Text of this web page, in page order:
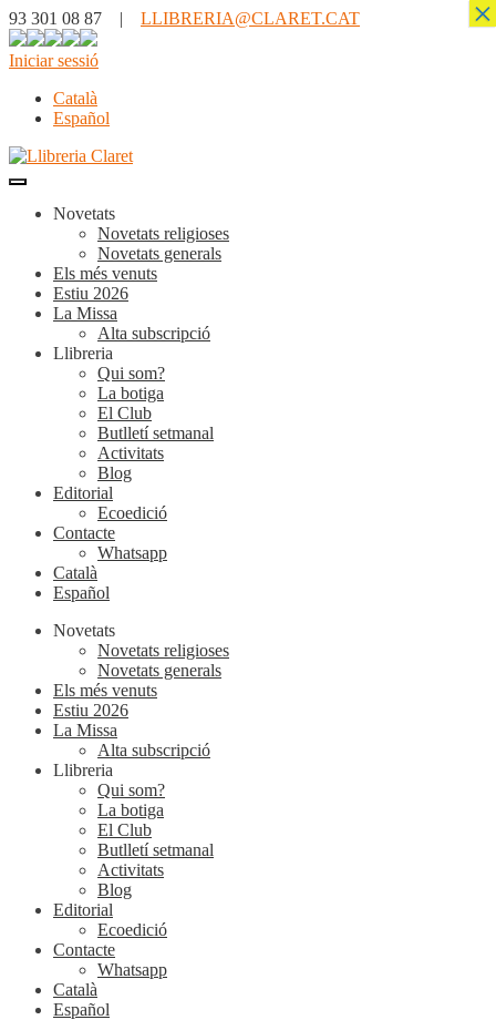
93 301 08 87 | LLIBRERIA@CLARET.CAT
Iniciar sessió
Català
Español
Novetats
Novetats religioses
Novetats generals
Els més venuts
Estiu 2026
La Missa
Alta subscripció
Llibreria
Qui som?
La botiga
El Club
Butlletí setmanal
Activitats
Blog
Editorial
Ecoedició
Contacte
Whatsapp
Català
Español
Novetats
Novetats religioses
Novetats generals
Els més venuts
Estiu 2026
La Missa
Alta subscripció
Llibreria
Qui som?
La botiga
El Club
Butlletí setmanal
Activitats
Blog
Editorial
Ecoedició
Contacte
Whatsapp
Català
Español
×